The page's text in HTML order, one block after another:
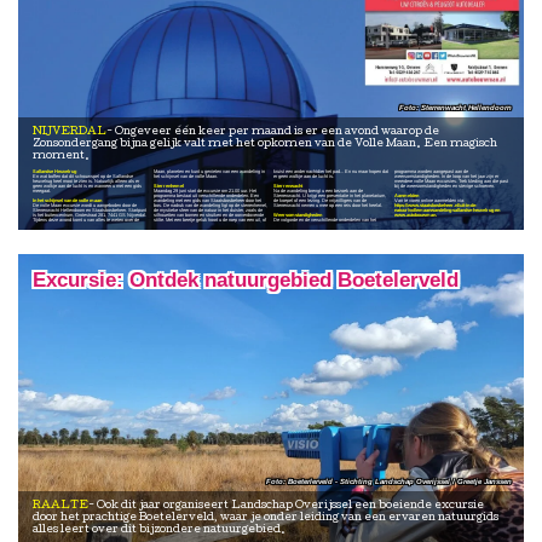
NIJVERDAL
Zonsondergang bijna gelijk valt met het opkomen van de Volle Maan. Een magisch
moment.
Sallandse Heuvelrug
En wat boffen dat dit schouwspel op de Sallandse
heuvelrug heel mooi te zien is. Natuurlijk alleen als er
geen wolkje aan de lucht is en wanneer u met een gids
meegaat.
In het schijnsel van de volle maan
De volle Maan excursie wordt u aangeboden door de
Sterrenwacht Hellendoorn en Staatsbosbeheer. Startpunt
is het buitencentrum, Grotestraat 281, 7441 GS Nijverdal.
Tijdens deze avond komt u van alles te weten over de
Maan, planeten en kunt u genieten van een wandeling in
het schijnsel van de volle Maan.
Sterrenhemel
Maandag 29 juni start de excursie om 21.00 uur. Het
programma bestaat uit verschillende onderdelen. Een
wandeling met een gids van Staatsbosbeheer door het
bos. De nadruk van de wandeling ligt op de sterrenhemel,
de mystieke sfeer van de natuur in het duister, zoals de
silhouetten van bomen en struiken en de oorverdovende
stilte. Met een beetje geluk hoort u de roep van een uil, of
kruist een ander nachtdier het pad... En nu maar hopen dat
er geen wolkje aan de lucht is.
Sterrenwacht
Na de wandeling brengt u een bezoek aan de
Sterrenwacht. U krijgt een presentatie in het planetarium,
de koepel of een lezing. De vrijwilligers van de
Sterrenwacht nemen u mee op een reis door het heelal.
Weersomstandigheden
De volgorde en de verschillende onderdelen van het
programma worden aangepast aan de
weersomstandigheden. In de loop van het jaar zijn er
meerdere volle Maan excursies. Trek kleding aan die past
bij de weersomstandigheden en stevige schoenen.
Aanmelden
Van te voren online aanmelden via:
https://www.staatsbosbeheer.nl/uit-in-de-
natuur/vollemaanwandeling-sallandse-heuvelrugen
www.autobouwman.
Sterrenwacht Hellendoorn
Excursie: Ontdek natuurgebied Boetelerveld
RAALTE
door het prachtige Boetelerveld, waar je onder leiding van een ervaren natuurgids
alles leert over dit bijzondere natuurgebied.
Boeterlerveld - Stichting Landschap Overijssel / Greetje Janssen